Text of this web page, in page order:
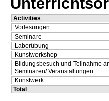
Activities
Vorlesungen
Seminare
Laborübung
Kunstworkshop
Bildungsbesuch und Teilnahme
Seminaren/ Veranstaltungen
Kunstwerk
Total